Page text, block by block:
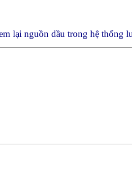
lại nguồn dầu trong hệ thống